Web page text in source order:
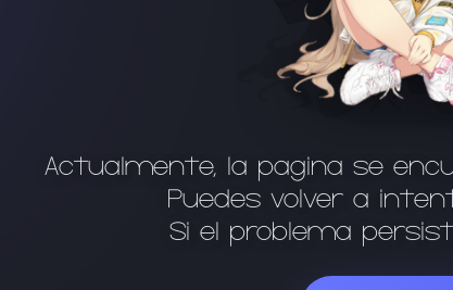
Actualmente, la página se
Puedes volver a
Si el problema